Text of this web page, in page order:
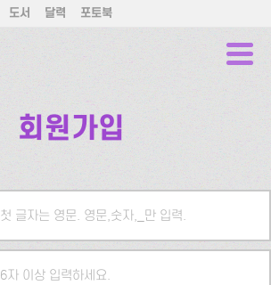
도서 달력 포토북
회원가입
첫 글자는 영문. 영문,숫자,_만 입력.
6자 이상 입력하세요.